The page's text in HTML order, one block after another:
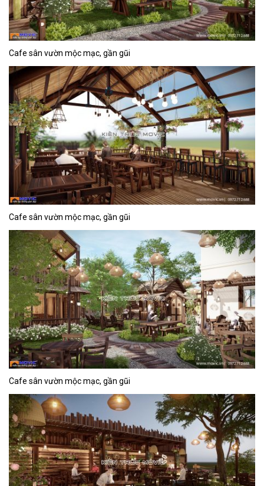
Cafe sân vườn mộc mạc, gần gũi
Cafe sân vườn mộc mạc, gần gũi
Cafe sân vườn mộc mạc, gần gũi